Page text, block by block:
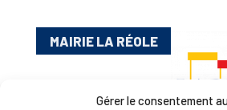
Gérer le consentement
MAIRIE LA RÉOLE